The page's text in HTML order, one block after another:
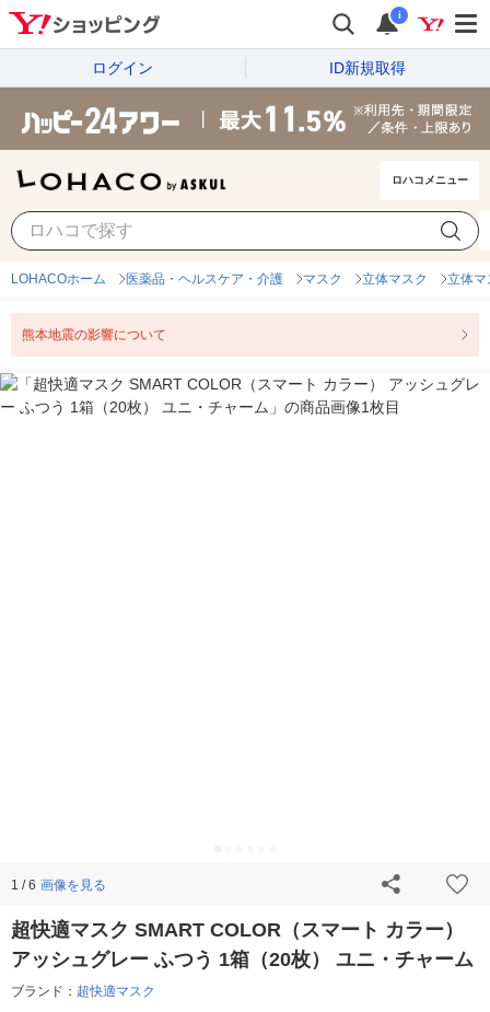
i
ログイン ID新規取得
ロハコメニュー
LOHACOホーム 医薬品・ヘルスケア・介護 マスク 立体マスク 立体マ
熊本地震の影響について
1 / 6 画像を見る
超快適マスク SMART COLOR（スマート カラー）
アッシュグレー ふつう 1箱（20枚） ユニ・チャーム
ブランド： 超快適マスク